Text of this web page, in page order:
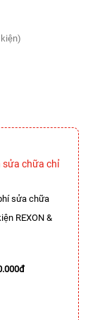
sửa chữa chỉ
sửa chữa
REXON &